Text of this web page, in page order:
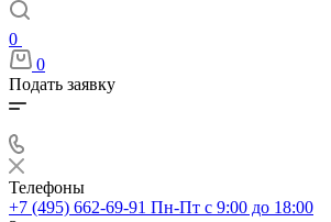
0
0
Подать заявку
Телефоны
+7 (495) 662-69-91 Пн-Пт c 9:00 до 18:00